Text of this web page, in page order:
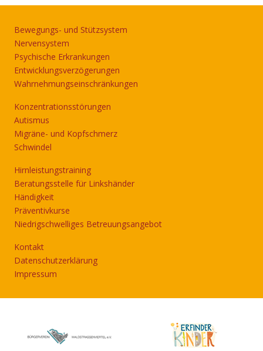
Bewegungs- und Stützsystem
Nervensystem
Psychische Erkrankungen
Entwicklungsverzögerungen
Wahrnehmungseinschränkungen
Konzentrationsstörungen
Autismus
Migräne- und Kopfschmerz
Schwindel
Hirnleistungstraining
Beratungsstelle für Linkshänder
Händigkeit
Präventivkurse
Niedrigschwelliges Betreuungsangebot
Kontakt
Datenschutzerklärung
Impressum